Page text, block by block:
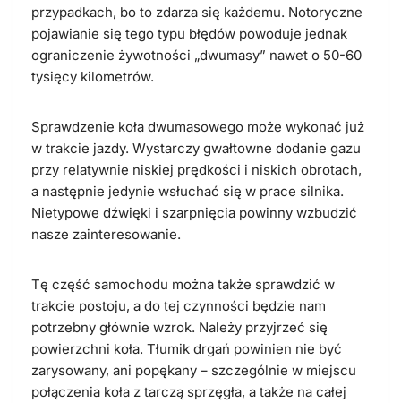
przypadkach, bo to zdarza się każdemu. Notoryczne
pojawianie się tego typu błędów powoduje jednak
ograniczenie żywotności „dwumasy” nawet o 50-60
tysięcy kilometrów.
Sprawdzenie koła dwumasowego może wykonać już
w trakcie jazdy. Wystarczy gwałtowne dodanie gazu
przy relatywnie niskiej prędkości i niskich obrotach,
a następnie jedynie wsłuchać się w prace silnika.
Nietypowe dźwięki i szarpnięcia powinny wzbudzić
nasze zainteresowanie.
Tę część samochodu można także sprawdzić w
trakcie postoju, a do tej czynności będzie nam
potrzebny głównie wzrok. Należy przyjrzeć się
powierzchni koła. Tłumik drgań powinien nie być
zarysowany, ani popękany – szczególnie w miejscu
połączenia koła z tarczą sprzęgła, a także na całej